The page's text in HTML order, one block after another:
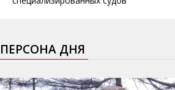
ПЕРСОНА ДНЯ